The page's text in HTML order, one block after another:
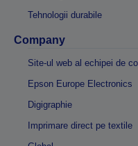
Tehnologii durabile
Company
Site-ul web al echipei de
Epson Europe Electronics
Digigraphie
Imprimare direct pe textile